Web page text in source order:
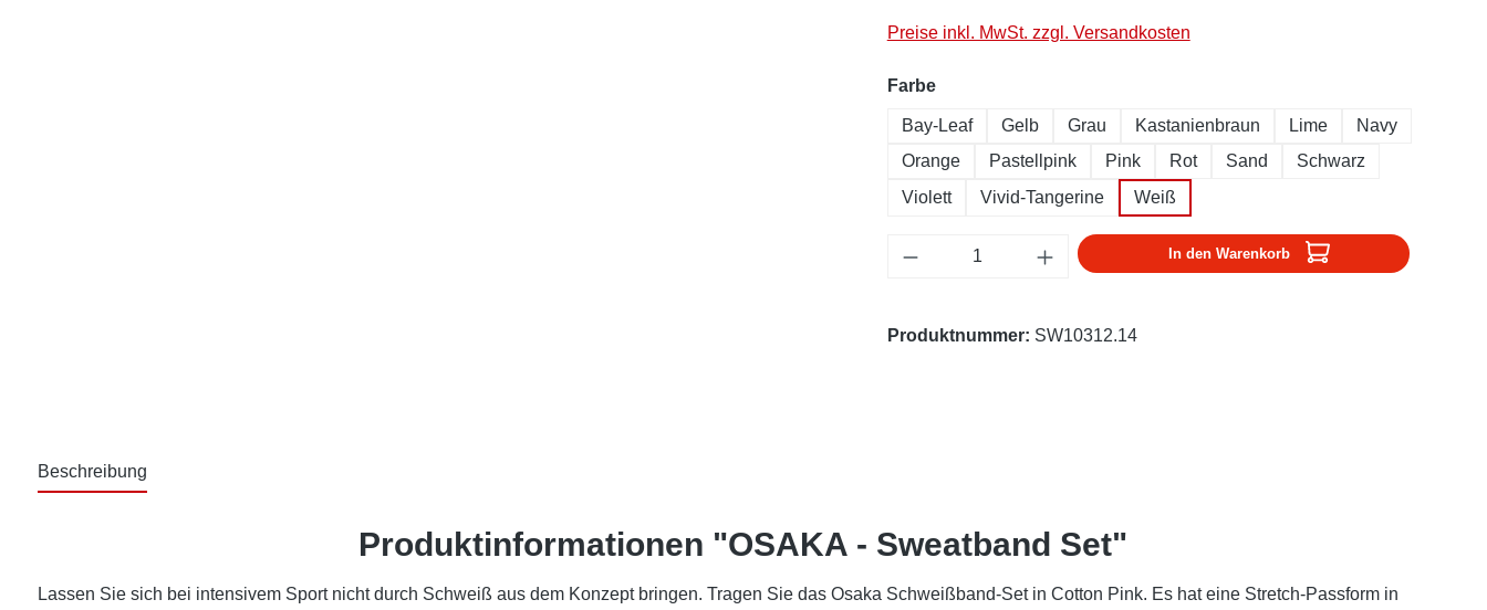
Preise inkl. MwSt. zzgl. Versandkosten
Farbeauswählen
Bay-Leaf Gelb Grau Kastanienbraun Lime
Navy
Orange
Pastellpink Pink Rot Sand
Schwarz
Violett
Vivid-Tangerine Weiß
Produkt Anzahl: Gib den gewünschten Wert ein
In den Warenkorb
Produktnummer: SW10312.14
Beschreibung
Produktinformationen "OSAKA - Sweatband Set"
Lassen Sie sich bei intensivem Sport nicht durch Schweiß aus dem Konzept bringen. Tragen Sie das Osaka Schweißband-Set in Cotton Pink. Es hat eine Stretch-Passform in